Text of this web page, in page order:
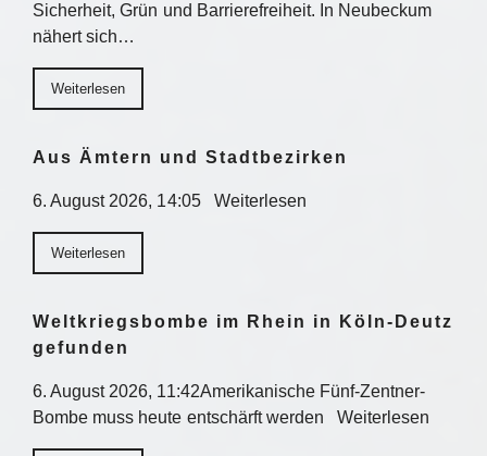
Sicherheit, Grün und Barrierefreiheit. In Neubeckum
nähert sich…
Weiterlesen
Aus Ämtern und Stadtbezirken
6. August 2026, 14:05 Weiterlesen
Weiterlesen
Weltkriegsbombe im Rhein in Köln-Deutz
gefunden
6. August 2026, 11:42Amerikanische Fünf-Zentner-
Bombe muss heute entschärft werden Weiterlesen